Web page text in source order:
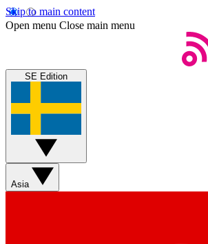
Skip to main content
Open menu Close main menu
SE Edition
Asia